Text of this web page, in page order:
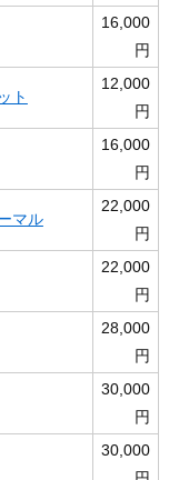
16,000
円
ト
12,000
円
16,000
円
マル
22,000
円
22,000
円
28,000
円
30,000
円
30,000